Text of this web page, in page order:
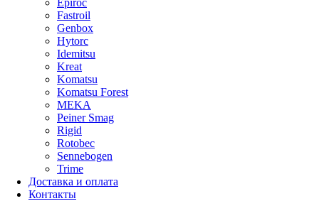
Epiroc
Fastroil
Genbox
Hytorc
Idemitsu
Kreat
Komatsu
Komatsu Forest
MEKA
Peiner Smag
Rigid
Rotobec
Sennebogen
Trime
Доставка и оплата
Контакты